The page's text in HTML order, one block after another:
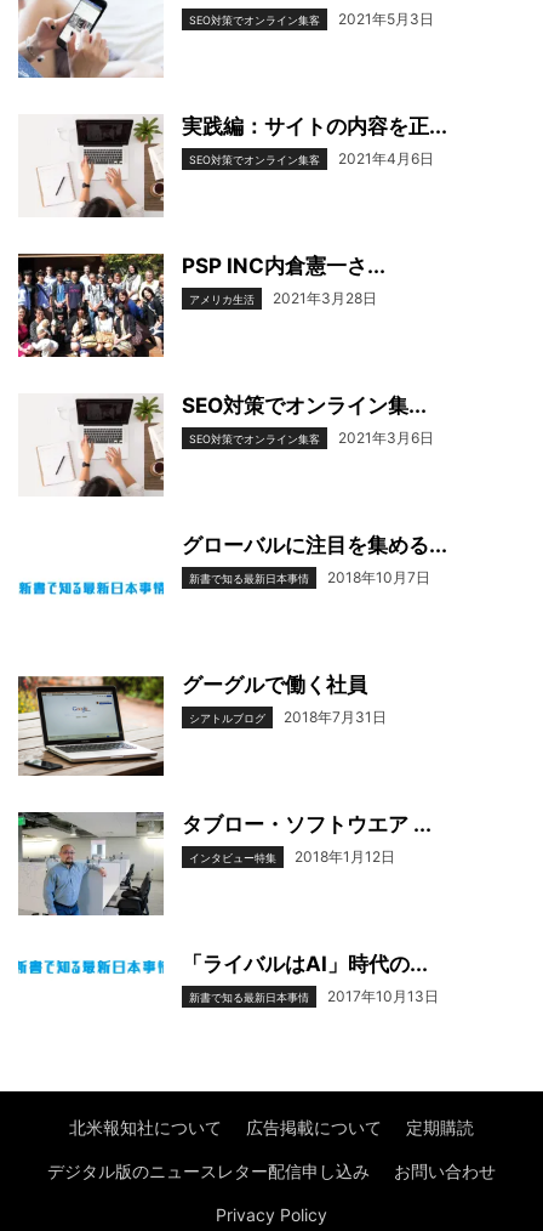
SEO対策でオンライン集客 2021年5月3日
実践編：サイトの内容を正...
SEO対策でオンライン集客 2021年4月6日
PSP INC内倉憲一さ...
アメリカ生活 2021年3月28日
SEO対策でオンライン集...
SEO対策でオンライン集客 2021年3月6日
グローバルに注目を集める...
新書で知る最新日本事情 2018年10月7日
グーグルで働く社員
シアトルブログ 2018年7月31日
タブロー・ソフトウエア ...
インタビュー特集 2018年1月12日
「ライバルはAI」時代の...
新書で知る最新日本事情 2017年10月13日
北米報知社について 広告掲載について 定期購読
デジタル版のニュースレター配信申し込み お問い合わせ
Privacy Policy